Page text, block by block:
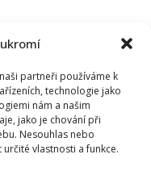
partneři používáme k
technologie jako
nám a našim
jako je chování při
Nesouhlas nebo
vlastnosti a funkce.